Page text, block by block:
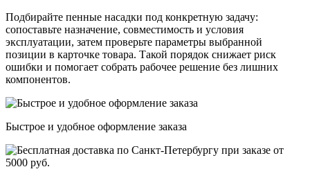
Подбирайте пенные насадки под конкретную задачу:
сопоставьте назначение, совместимость и условия
эксплуатации, затем проверьте параметры выбранной
позиции в карточке товара. Такой порядок снижает риск
ошибки и помогает собрать рабочее решение без лишних
компонентов.
Быстрое и удобное оформление заказа